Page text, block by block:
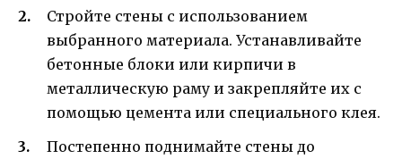
Стройте стены с использованием
выбранного материала. Устанавливайте
бетонные блоки или кирпичи в
металлическую раму и закрепляйте их с
помощью цемента или специального клея.
Постепенно поднимайте стены до